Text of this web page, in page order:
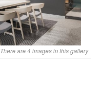
There are 4 images in this gallery